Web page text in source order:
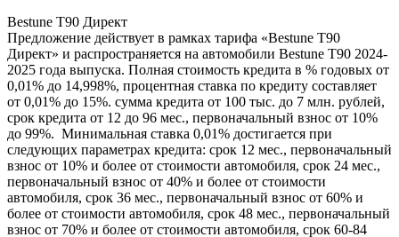
Bestune T90 Директ
Предложение действует в рамках тарифа «Bestune T90
Директ» и распространяется на автомобили Bestune T90 2024-
2025 года выпуска. Полная стоимость кредита в % годовых от
0,01% до 14,998%, процентная ставка по кредиту составляет
от 0,01% до 15%. сумма кредита от 100 тыс. до 7 млн. рублей,
срок кредита от 12 до 96 мес., первоначальный взнос от 10%
до 99%. Минимальная ставка 0,01% достигается при
следующих параметрах кредита: срок 12 мес., первоначальный
взнос от 10% и более от стоимости автомобиля, срок 24 мес.,
первоначальный взнос от 40% и более от стоимости
автомобиля, срок 36 мес., первоначальный взнос от 60% и
более от стоимости автомобиля, срок 48 мес., первоначальный
взнос от 70% и более от стоимости автомобиля, срок 60-84